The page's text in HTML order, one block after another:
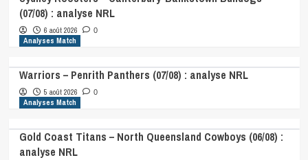
(07/08) : analyse NRL
6 août 2026 0
Analyses Match
Warriors – Penrith Panthers (07/08) : analyse NRL
5 août 2026 0
Analyses Match
Gold Coast Titans – North Queensland Cowboys (06/08) :
analyse NRL